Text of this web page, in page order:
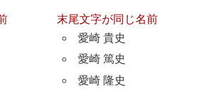
末尾文字が同じ名前
愛崎 貴史
愛崎 篤史
愛崎 隆史